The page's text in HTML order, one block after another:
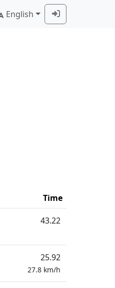
English
Time
43.22
25.92
27.8 km/h